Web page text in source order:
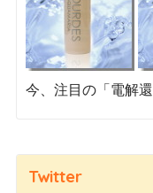
今、注目の「電解
Twitter